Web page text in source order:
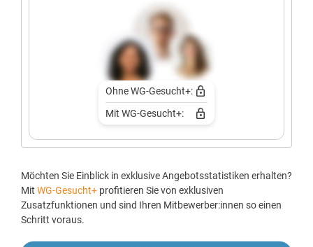
Ohne WG-Gesucht+:
Mit WG-Gesucht+:
Möchten Sie Einblick in exklusive Angebotsstatistiken erhalten?
Mit WG-Gesucht+ profitieren Sie von exklusiven
Zusatzfunktionen und sind Ihren Mitbewerber:innen so einen
Schritt voraus.